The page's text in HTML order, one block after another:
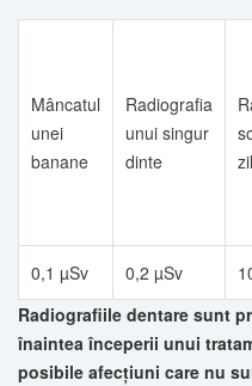
Mâncatul
unei
banane
Radiografia
unui singur
dinte
0,1 µSv 0,2 µSv
Radiografiile dentare sunt
înaintea începerii unui
posibile afecţiuni care nu